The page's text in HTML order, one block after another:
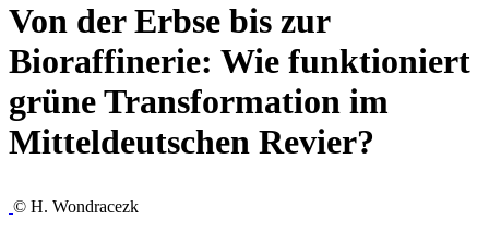
Von der Erbse bis zur
Bioraffinerie: Wie funktioniert
grüne Transformation im
Mitteldeutschen Revier?
© H. Wondracezk